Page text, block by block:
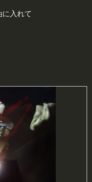
入れて